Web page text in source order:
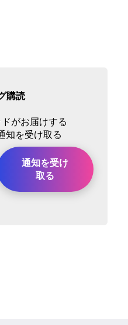
購読
がお届けする
知を受け取る